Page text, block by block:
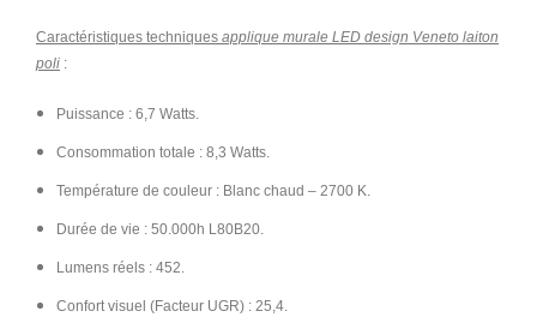
Caractéristiques techniques applique murale LED design Veneto laiton
poli :
Puissance : 6,7 Watts.
Consommation totale : 8,3 Watts.
Température de couleur : Blanc chaud – 2700 K.
Durée de vie : 50.000h L80B20.
Lumens réels : 452.
Confort visuel (Facteur UGR) : 25,4.